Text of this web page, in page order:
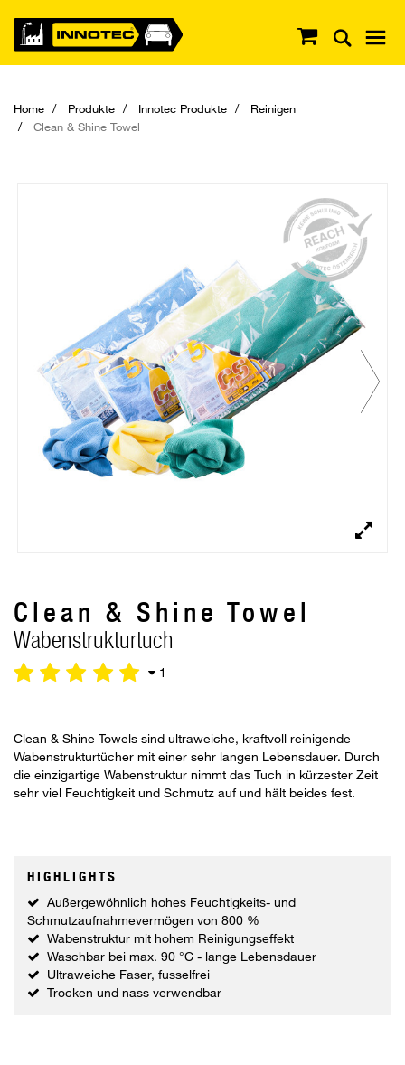
Home Produkte Innotec Produkte
Reinigen
Clean & Shine Towel
Clean & Shine Towel
Wabenstrukturtuch
1
Clean & Shine Towels sind ultraweiche, kraftvoll reinigende
Wabenstrukturtücher mit einer sehr langen Lebensdauer. Durch
die einzigartige Wabenstruktur nimmt das Tuch in kürzester Zeit
sehr viel Feuchtigkeit und Schmutz auf und hält beides fest.
HIGHLIGHTS
Außergewöhnlich hohes Feuchtigkeits- und
Schmutzaufnahmevermögen von 800 %
Wabenstruktur mit hohem Reinigungseffekt
Waschbar bei max. 90 °C - lange Lebensdauer
Ultraweiche Faser, fusselfrei
Trocken und nass verwendbar